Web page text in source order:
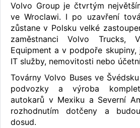
Volvo Group je čtvrtým
ve Wroclawi. I po uzavření
zůstane v Polsku velké
zaměstnanci Volvo Trucks,
Equipment a v podpoře
IT služby, nemovitosti nebo
Továrny Volvo Buses ve
podvozky a výroba
autokarů v Mexiku a Severní
rozhodnutím dotčeny a
dosud.